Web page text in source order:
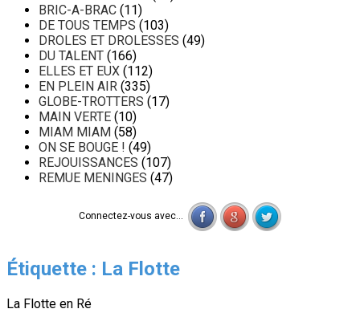
BRIC-A-BRAC (11)
DE TOUS TEMPS (103)
DROLES ET DROLESSES (49)
DU TALENT (166)
ELLES ET EUX (112)
EN PLEIN AIR (335)
GLOBE-TROTTERS (17)
MAIN VERTE (10)
MIAM MIAM (58)
ON SE BOUGE ! (49)
REJOUISSANCES (107)
REMUE MENINGES (47)
Connectez-vous avec...
Étiquette : La Flotte
La Flotte en Ré